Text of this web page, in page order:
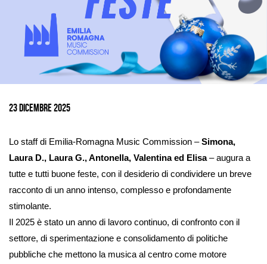
23 Dicembre 2025
Lo staff di Emilia-Romagna Music Commission –Simona,
Laura D., Laura G., Antonella, Valentina ed Elisa– augura a
tutte e tutti buone feste, con il desiderio di condividere un breve
racconto di un anno intenso, complesso e profondamente
stimolante.
Il 2025 è stato un anno di lavoro continuo, di confronto con il
settore, di sperimentazione e consolidamento di politiche
pubbliche che mettono la musica al centro come motore